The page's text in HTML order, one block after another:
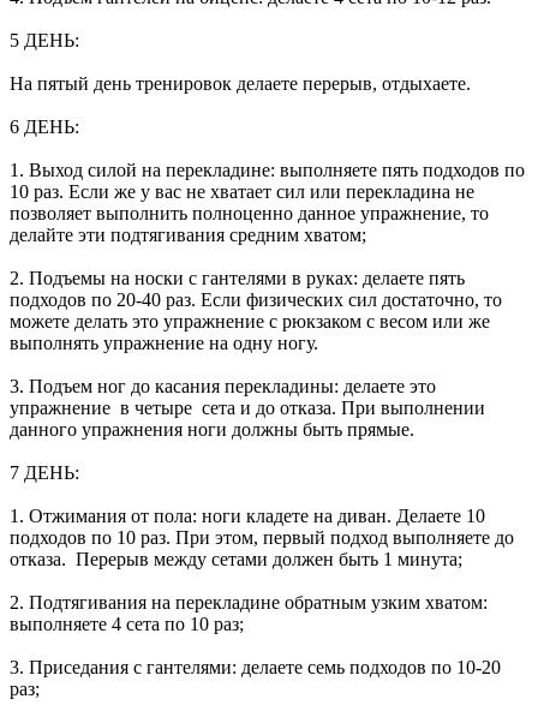
5 ДЕНЬ:
На пятый день тренировок делаете перерыв, отдыхаете.
6 ДЕНЬ:
1. Выход силой на перекладине: выполняете пять подходов по
10 раз. Если же у вас не хватает сил или перекладина не
позволяет выполнить полноценно данное упражнение, то
делайте эти подтягивания средним хватом;
2. Подъемы на носки с гантелями в руках: делаете пять
подходов по 20-40 раз. Если физических сил достаточно, то
можете делать это упражнение с рюкзаком с весом или же
выполнять упражнение на одну ногу.
3. Подъем ног до касания перекладины: делаете это
упражнение в четыре сета и до отказа. При выполнении
данного упражнения ноги должны быть прямые.
7 ДЕНЬ:
1. Отжимания от пола: ноги кладете на диван. Делаете 10
подходов по 10 раз. При этом, первый подход выполняете до
отказа. Перерыв между сетами должен быть 1 минута;
2. Подтягивания на перекладине обратным узким хватом:
выполняете 4 сета по 10 раз;
3. Приседания с гантелями: делаете семь подходов по 10-20
раз;